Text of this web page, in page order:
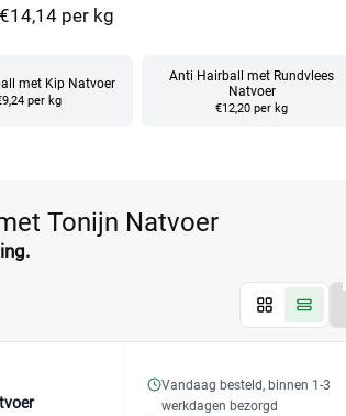
€14,14 per kg
met Kip Natvoer
per kg
Anti Hairball met Rundvlees
Natvoer
€12,20 per kg
Tonijn Natvoer
Vandaag besteld, binnen 1-3
werkdagen bezorgd